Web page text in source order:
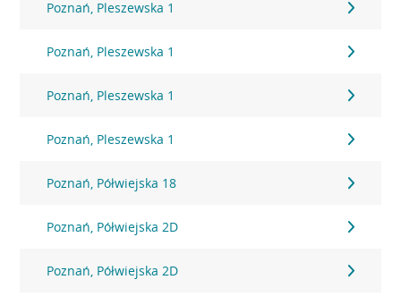
Poznań, Pleszewska 1
Poznań, Pleszewska 1
Poznań, Pleszewska 1
Poznań, Pleszewska 1
Poznań, Półwiejska 18
Poznań, Półwiejska 2D
Poznań, Półwiejska 2D